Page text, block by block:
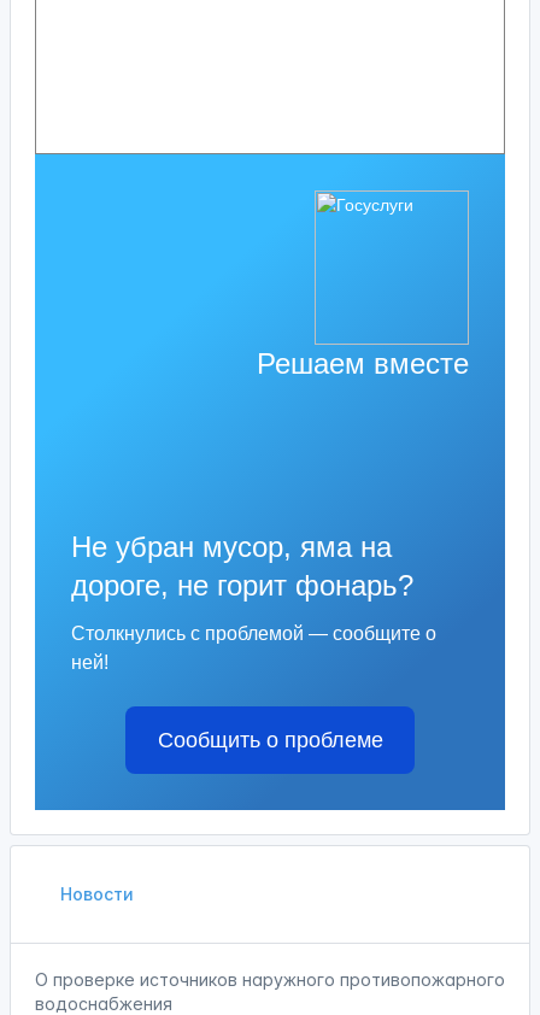
Решаем вместе
Не убран мусор, яма на
дороге, не горит фонарь?
Столкнулись с проблемой — сообщите о
ней!
Сообщить о проблеме
Новости
О проверке источников наружного противопожарного
водоснабжения